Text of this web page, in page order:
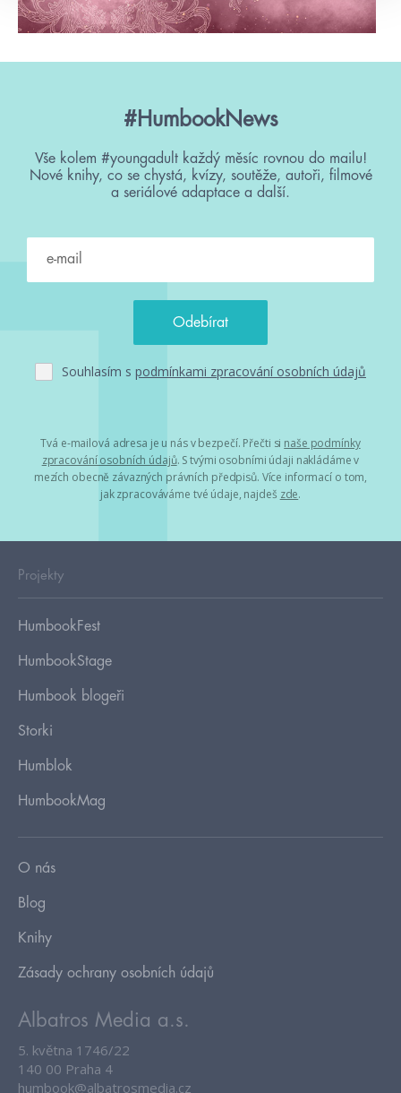
#HumbookNews
Vše kolem #youngadult každý měsíc rovnou do mailu!
Nové knihy, co se chystá, kvízy, soutěže, autoři, filmové
a seriálové adaptace a další.
Souhlasím s podmínkami zpracování osobních údajů
Tvá e-mailová adresa je u nás v bezpečí. Přečti si naše podmínky
zpracování osobních údajů. S tvými osobními údaji nakládáme v
mezích obecně závazných právních předpisů. Více informací o tom,
jak zpracováváme tvé údaje, najdeš zde.
Projekty
HumbookFest
HumbookStage
Humbook blogeři
Storki
Humblok
HumbookMag
O nás
Blog
Knihy
Zásady ochrany osobních údajů
Albatros Media a.s.
5. května 1746/22
140 00 Praha 4
humbook@albatrosmedia.cz